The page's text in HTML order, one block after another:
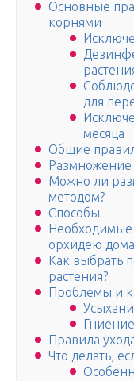
Основные
корнями
для
месяца
Общие
Размножение
Можно ли
методом?
Способы
Необходимые
орхидею дома
Как выбрать
растения?
Проблемы и
Гниение
Правила
Что делать,